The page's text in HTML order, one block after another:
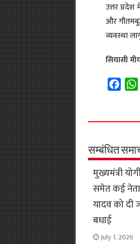
उत्तर
और
व्यवस्था
सियासी
e
o
o
k
p
सम्बंधित
मुख्यमंत्री
समेत कई
यादव को दी
बधाई
July 1, 2026